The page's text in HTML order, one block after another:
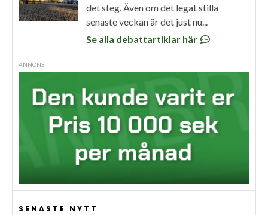
det steg. Även om det legat stilla
senaste veckan är det just nu...
Se alla debattartiklar här
ANNONS
SENASTE NYTT